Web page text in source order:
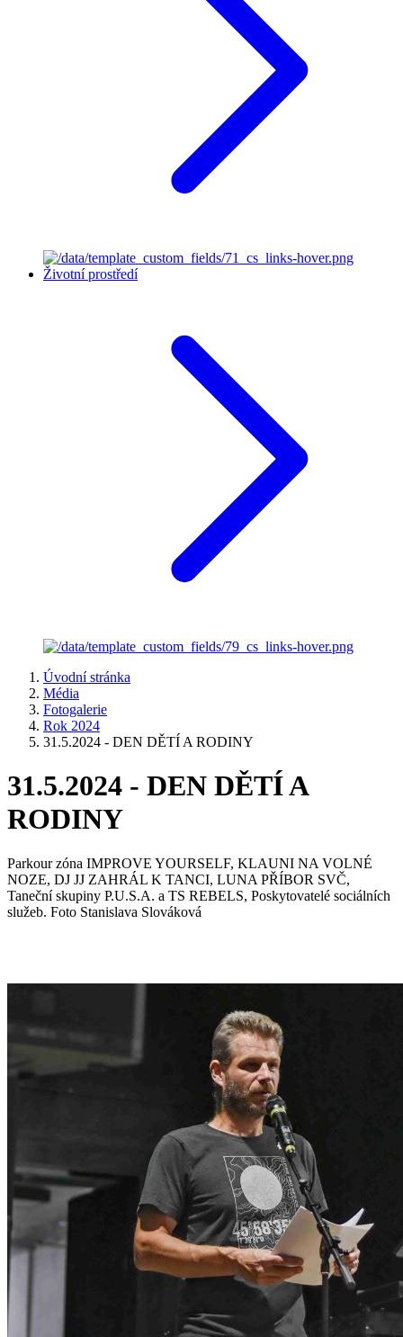
Životní prostředí
Úvodní stránka
Média
Fotogalerie
Rok 2024
31.5.2024 - DEN DĚTÍ A RODINY
31.5.2024 - DEN DĚTÍ A
RODINY
Parkour zóna IMPROVE YOURSELF, KLAUNI NA VOLNÉ
NOZE, DJ JJ ZAHRÁL K TANCI, LUNA PŘÍBOR SVČ,
Taneční skupiny P.U.S.A. a TS REBELS, Poskytovatelé sociálních
služeb. Foto Stanislava Slováková